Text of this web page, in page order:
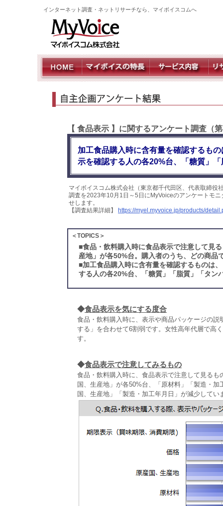
インターネット調査・ネットリサーチなら、マイボイスコムへ
【 食品表示 】に関するアンケート調査（
加工食品購入時に含有量を確認するも
示を確認する人の各20%台、「糖質」
マイボイスコム株式会社（東京都千代田区、代表取締
調査を2023年10月1日～5日にMyVoiceのアンケートモ
せします。
【調査結果詳細】
https://myel.myvoice.jp/products/
＜TOPICS＞
■食品・飲料購入時に食品表示で注意して見
産地」が各50%台。購入者のうち、どの商品
■加工食品購入時に含有量を確認するものは
する人の各20%台、「糖質」「脂質」「タン
◆食品表示を気にする度合
食品・飲料購入時に、表示や商品パッケージの
する」を合わせて6割弱です。女性高年代層で高
す。
◆食品表示で注意してみるもの
食品・飲料購入時に、食品表示で注意して見る
国、生産地」が各50%台、「原材料」「製造・
国、生産地」「製造・加工年月日」が減少してい